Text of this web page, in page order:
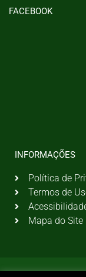
FACEBOOK
INFORMAÇÕES
Política de
Termos de
Mapa do Site